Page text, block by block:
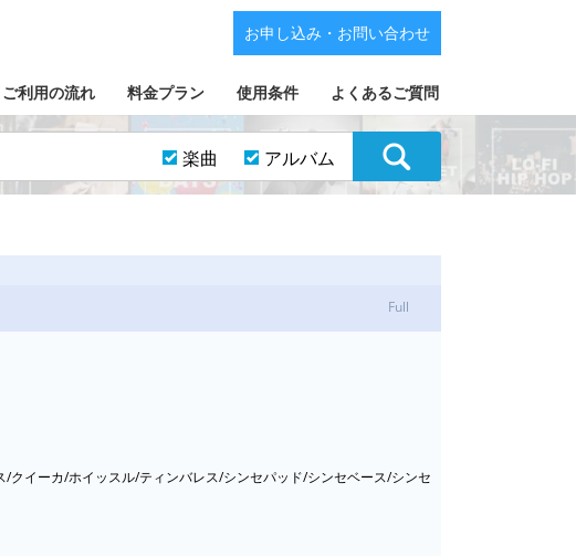
ご利用の流れ 料金プラン 使用条件 よくあるご質問
お申し込み・お問い合わせ
楽曲 アルバム
Full
クイーカ/ホイッスル/ティンバレス/シンセパッド/シンセベース/シンセ